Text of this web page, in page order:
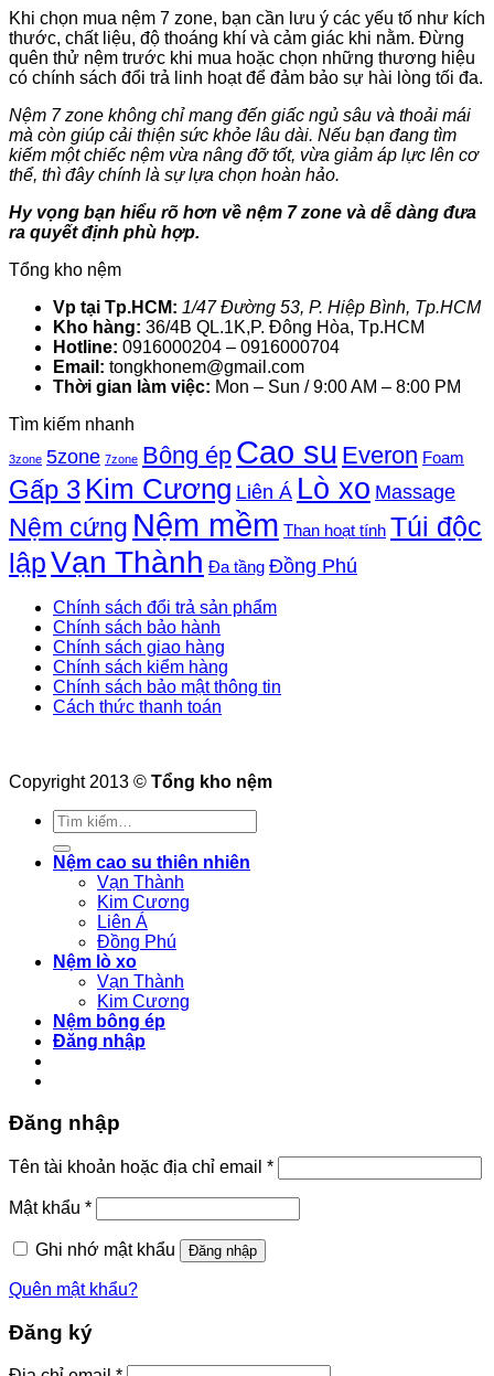
Khi chọn mua nệm 7 zone, bạn cần lưu ý các yếu tố như kích
thước, chất liệu, độ thoáng khí và cảm giác khi nằm. Đừng
quên thử nệm trước khi mua hoặc chọn những thương hiệu
có chính sách đổi trả linh hoạt để đảm bảo sự hài lòng tối đa.
Nệm 7 zone không chỉ mang đến giấc ngủ sâu và thoải mái
mà còn giúp cải thiện sức khỏe lâu dài. Nếu bạn đang tìm
kiếm một chiếc nệm vừa nâng đỡ tốt, vừa giảm áp lực lên cơ
thể, thì đây chính là sự lựa chọn hoàn hảo.
Hy vọng bạn hiểu rõ hơn về nệm 7 zone và dễ dàng đưa
ra quyết định phù hợp.
Tổng kho nệm
Vp tại Tp.HCM: 1/47 Đường 53, P. Hiệp Bình, Tp.HCM
Kho hàng: 36/4B QL.1K,P. Đông Hòa, Tp.HCM
Hotline: 0916000204 – 0916000704
Email: tongkhonem@gmail.com
Thời gian làm việc: Mon – Sun / 9:00 AM – 8:00 PM
Tìm kiếm nhanh
3zone 5zone 7zone Bông ép Cao su Everon Foam
Gấp 3 Kim Cương Liên Á Lò xo Massage
Nệm cứng Nệm mềm Than hoạt tính Túi độc
lậpVạn Thành Đa tầng Đồng Phú
Chính sách đổi trả sản phẩm
Chính sách bảo hành
Chính sách giao hàng
Chính sách kiểm hàng
Chính sách bảo mật thông tin
Cách thức thanh toán
Copyright 2013 © Tổng kho nệm
Tìm
kiếm:
Nệm cao su thiên nhiên
Vạn Thành
Kim Cương
Liên Á
Đồng Phú
Nệm lò xo
Vạn Thành
Kim Cương
Nệm bông ép
Đăng nhập
Đăng nhập
Tên tài khoản hoặc địa chỉ email *Bắt
buộc
Mật khẩu *Bắt
buộc
Ghi nhớ mật khẩu
Đăng nhập
Quên mật khẩu?
Đăng ký